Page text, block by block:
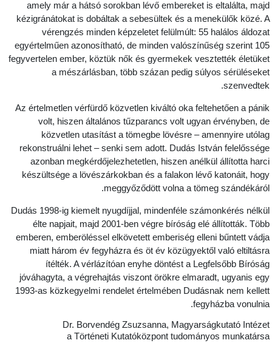
amely már a hátsó sorokban lévő embereket is eltalálta,
kézigránátokat is dobáltak a sebesültek és a menekülők közé.
vérengzés minden képzeletet felülmúlt: 55 halálos
egyértelműen azonosítható, de minden valószínűség szerint
fegyvertelen ember, köztük nők és gyermekek vesztették
a mészárlásban, több százan pedig súlyos
Az értelmetlen vérfürdő közvetlen kiváltó oka feltehetően a
volt, hiszen általános tűzparancs volt ugyan érvényben,
közvetlen utasítást a tömegbe lövésre – amennyire
rekonstruálni lehet – senki sem adott. Dudás István
azonban megkérdőjelezhetetlen, hiszen anélkül állította
készültsége a lövészárkokban és a falakon lévő katonáit,
meggyőződött volna a tömeg
Dudás 1998-ig kiemelt nyugdíjjal, mindenféle számonkérés
élte napjait, majd 2001-ben végre bíróság elé állították.
emberen, emberöléssel elkövetett emberiség elleni bűntett
miatt három év fegyházra és öt év közügyektől való
ítélték. A vérlázítóan enyhe döntést a Legfelsőbb
jóváhagyta, a végrehajtás viszont örökre elmaradt, ugyanis
1993-as közkegyelmi rendelet értelmében Dudásnak nem
fegyházba
Dr. Borvendég Zsuzsanna, Magyarságkutató
a Történeti Kutatóközpont tudományos